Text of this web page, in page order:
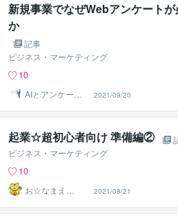
新規事業でなぜWebアンケート
か
記事
ビジネス・マーケティング
10
AIとアンケート
収集のプロ
2021/09/20
起業☆超初心者向け 準備編②
ビジネス・マーケティング
10
お☆なまえ
や 〜グッドネ
ーミング！〜
2021/08/21